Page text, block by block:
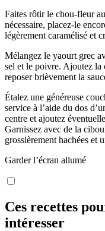
Faites rôtir le chou-fleur
nécessaire, placez-le
légèrement caramélisé et
Mélangez le yaourt grec
sel et le poivre. Ajoutez la
reposer brièvement la
Étalez une généreuse
service à l’aide du dos
centre et ajoutez
Garnissez avec de la
grossièrement hachées et
Garder l’écran allumé
Ces recettes
intéresser